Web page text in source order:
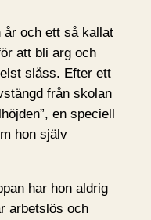
år och ett så kallat
att bli arg och
slåss. Efter ett
från skolan
en speciell
hon själv
har hon aldrig
arbetslös och